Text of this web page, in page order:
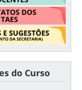
do Curso